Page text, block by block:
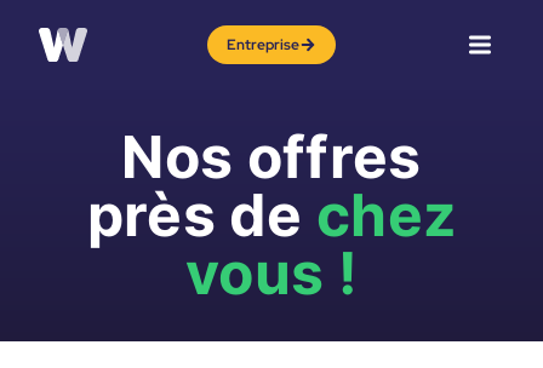
Entreprise
Nos offres
près de chez
vous !